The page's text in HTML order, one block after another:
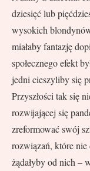
dziesięć lub
wysokich
miałaby fantazję
społecznego efekt
jedni cieszyliby się
Przyszłości tak się
rozwijającej się
zreformować swój
rozwiązań, które
żądałyby od nich –